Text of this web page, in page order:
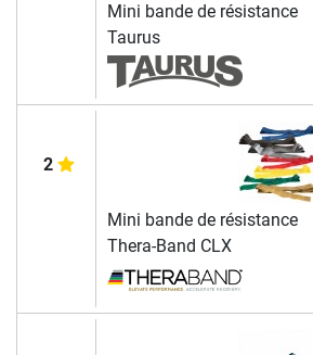
Mini bande de résistance
Taurus
2
Mini bande de résistance
Thera-Band CLX